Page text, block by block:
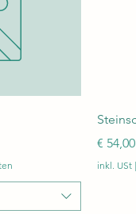
Preis
€ 54,00
inkl. USt |